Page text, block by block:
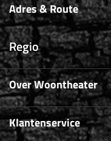
Adres & Route
Regio
Over Woontheater
Klantenservice